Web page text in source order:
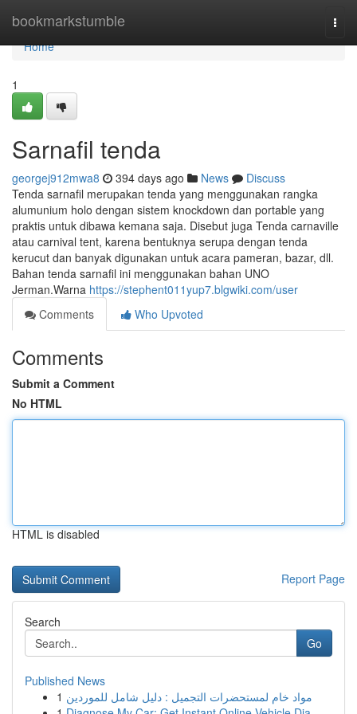
bookmarkstumble
Home
Home
1
Sarnafil tenda
georgej912mwa8 394 days ago News
Discuss
Tenda sarnafil merupakan tenda yang menggunakan rangka
alumunium holo dengan sistem knockdown dan portable yang
praktis untuk dibawa kemana saja. Disebut juga Tenda carnaville
atau carnival tent, karena bentuknya serupa dengan tenda
kerucut dan banyak digunakan untuk acara pameran, bazar, dll.
Bahan tenda sarnafil ini menggunakan bahan UNO
Jerman.Warna https://stephent011yup7.blgwiki.com/user
Comments
Who Upvoted
Comments
Submit a Comment
No HTML
HTML is disabled
Report Page
Search
Go
Published News
1 مواد خام لمستحضرات التجميل : دليل شامل للموردين